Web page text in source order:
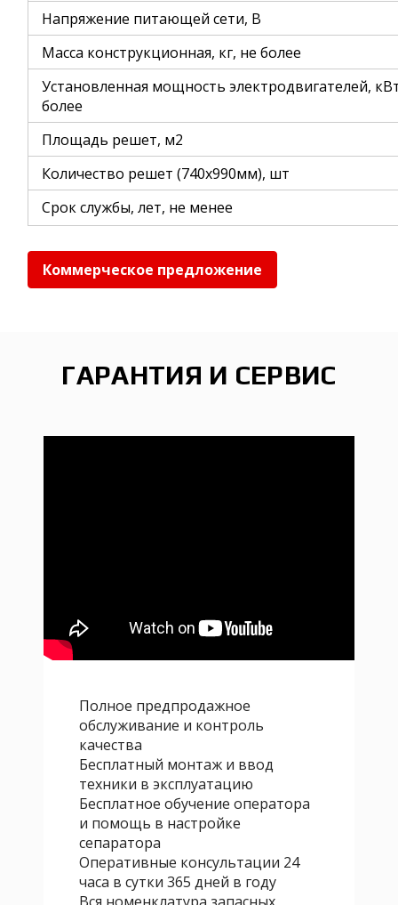
Напряжение питающей сети, В
Масса конструкционная, кг, не более
Установленная мощность электродвигателей,
более
Площадь решет, м2
Количество решет (740х990мм), шт
Срок службы, лет, не менее
Коммерческое предложение
ГАРАНТИЯ И СЕРВИС
Полное предпродажное
обслуживание и контроль
качества
Бесплатный монтаж и ввод
техники в эксплуатацию
Бесплатное обучение оператора
и помощь в настройке
сепаратора
Оперативные консультации 24
часа в сутки 365 дней в году